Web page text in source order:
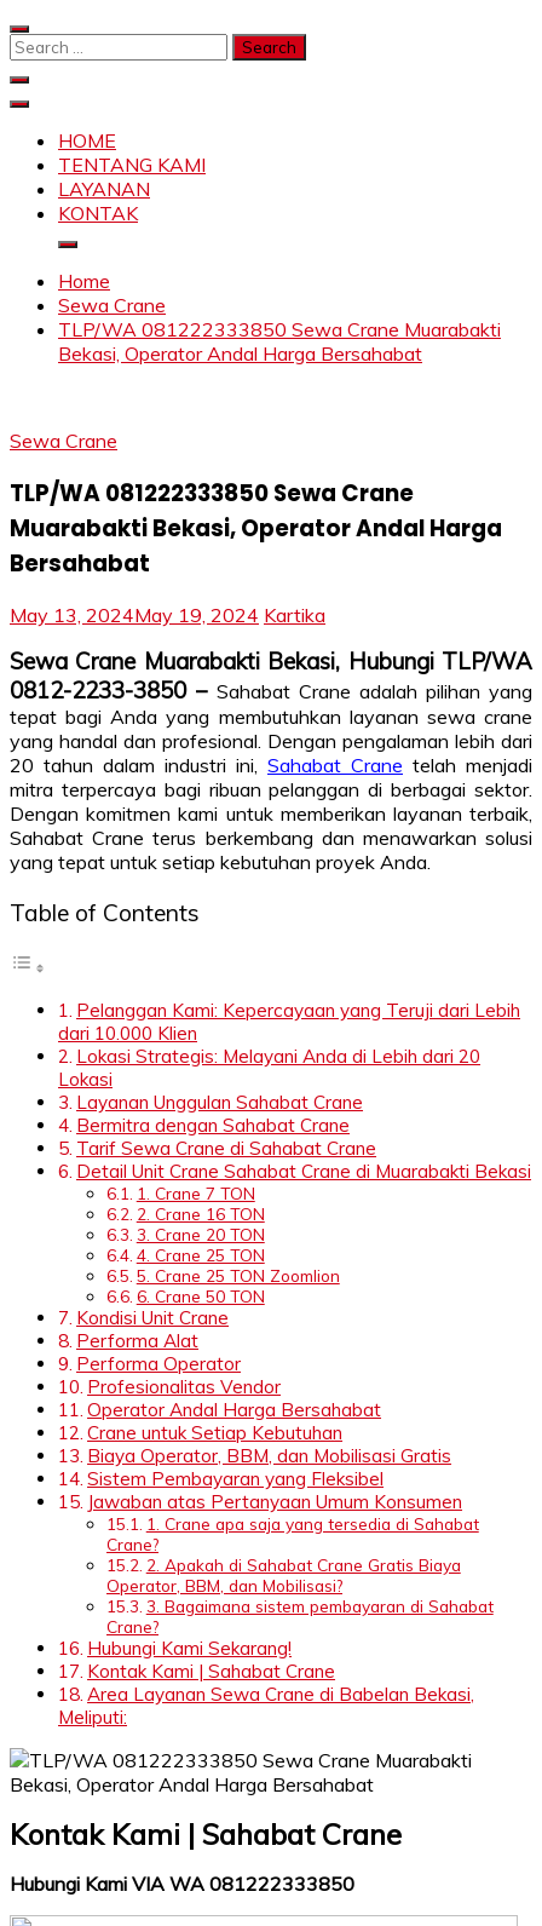
Skip
to
Search
SKYLIFTHOME
TENTANG KAMI
LAYANAN
KONTAK
Home
Sewa Crane
TLP/WA 081222333850 Sewa Crane Muarabakti
Bekasi, Operator Andal Harga Bersahabat
Sewa Crane
TLP/WA 081222333850 Sewa Crane
Muarabakti Bekasi, Operator Andal Harga
Bersahabat
May 13, 2024May 19, 2024 Kartika
Sewa Crane Muarabakti Bekasi, Hubungi TLP/WA
0812-2233-3850 – Sahabat Crane adalah pilihan yang
tepat bagi Anda yang membutuhkan layanan sewa crane
yang handal dan profesional. Dengan pengalaman lebih dari
20 tahun dalam industri ini, Sahabat Crane telah menjadi
mitra terpercaya bagi ribuan pelanggan di berbagai sektor.
Dengan komitmen kami untuk memberikan layanan terbaik,
Sahabat Crane terus berkembang dan menawarkan solusi
yang tepat untuk setiap kebutuhan proyek Anda.
Table of Contents
Pelanggan Kami: Kepercayaan yang Teruji dari Lebih
dari 10.000 Klien
Lokasi Strategis: Melayani Anda di Lebih dari 20
Lokasi
Layanan Unggulan Sahabat Crane
Bermitra dengan Sahabat Crane
Tarif Sewa Crane di Sahabat Crane
Detail Unit Crane Sahabat Crane di Muarabakti Bekasi
1. Crane 7 TON
2. Crane 16 TON
3. Crane 20 TON
4. Crane 25 TON
5. Crane 25 TON Zoomlion
6. Crane 50 TON
Kondisi Unit Crane
Performa Alat
Performa Operator
Profesionalitas Vendor
Operator Andal Harga Bersahabat
Crane untuk Setiap Kebutuhan
Biaya Operator, BBM, dan Mobilisasi Gratis
Sistem Pembayaran yang Fleksibel
Jawaban atas Pertanyaan Umum Konsumen
1. Crane apa saja yang tersedia di Sahabat
Crane?
2. Apakah di Sahabat Crane Gratis Biaya
Operator, BBM, dan Mobilisasi?
3. Bagaimana sistem pembayaran di Sahabat
Crane?
Hubungi Kami Sekarang!
Kontak Kami | Sahabat Crane
Area Layanan Sewa Crane di Babelan Bekasi,
Meliputi:
Kontak Kami | Sahabat Crane
Hubungi Kami VIA WA 081222333850